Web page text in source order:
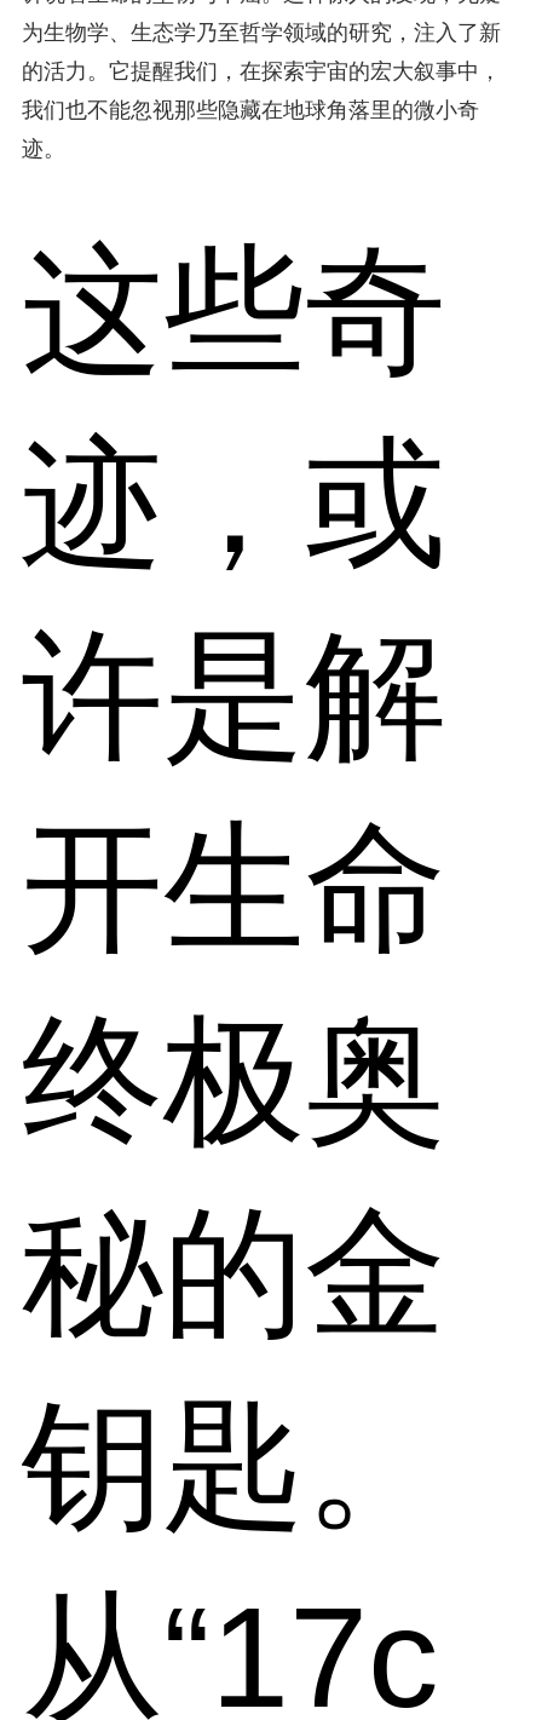
为生物学、生态学乃至哲学领域的研究，注入了新
的活力。它提醒我们，在探索宇宙的宏大叙事中，
我们也不能忽视那些隐藏在地球角落里的微小奇
迹。
这些奇
迹，或
许是解
开生命
终极奥
秘的金
钥匙。
从“17c